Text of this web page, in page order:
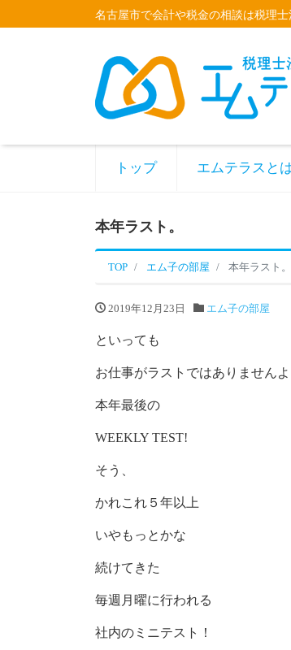
名古屋市で会計や税金の相談は税理
トップ エムテラスと
本年ラスト。
TOP エム子の部屋 本年ラスト。
2019年12月23日 エム子の部屋
といっても
お仕事がラストではありませんよ
本年最後の
WEEKLY TEST!
そう、
かれこれ５年以上
いやもっとかな
続けてきた
毎週月曜に行われる
社内のミニテスト！